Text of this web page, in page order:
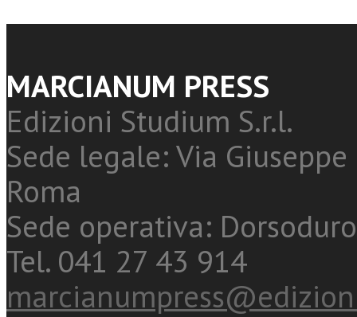
MARCIANUM PRESS
Edizioni Studium S.r.l.
Sede legale: Via
Roma
Sede operativa:
Tel. 041 27 43 914